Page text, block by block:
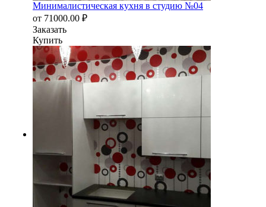
Минималистическая кухня в студию №04
от 71000.00 ₽
Заказать
Купить